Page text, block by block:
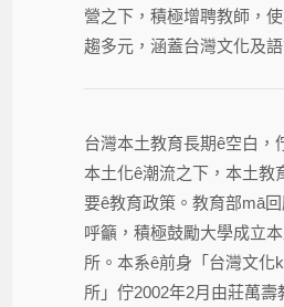
營之下，積極增聘教師，
趨多元，涵蓋台灣文化及
台灣本土教育長期ê空白，
本土化ê潮流之下，本土教
要ê教育政策。教育部mā
呼籲，積極鼓勵大學成立
所。本系ê前身「台灣文化
所」佇2002年2月由莊萬